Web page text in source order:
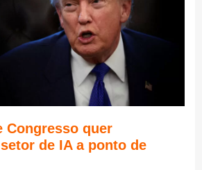
Congresso quer
de IA a ponto de